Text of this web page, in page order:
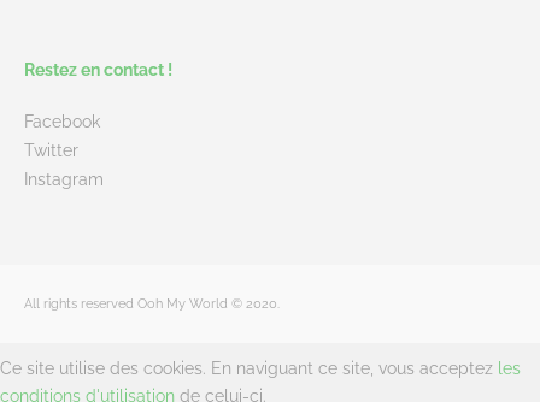
Restez en contact !
Facebook
Twitter
Instagram
All rights reserved Ooh My World © 2020.
Ce site utilise des cookies. En naviguant ce site, vous acceptez les
conditions d'utilisation de celui-ci.